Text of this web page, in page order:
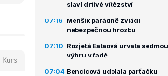
Kurs
slaví drtivé vítězství
07:16
Menšík parádně zvládl
nebezpečnou hrozbu
07:10 Rozjetá Ealaová urvala sedmou
výhru v řadě
07:04 Bencicová udolala parťačku